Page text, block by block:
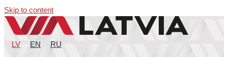
Skip to content
LV EN RU